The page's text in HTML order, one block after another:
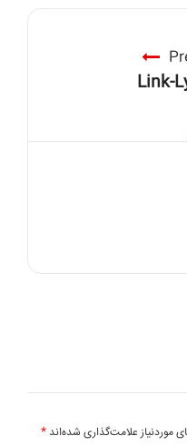
Link-
علامت‌گذاری شده‌اند *